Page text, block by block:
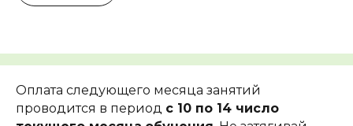
Оплата следующего месяца занятий
проводится в период с 10 по 14 число